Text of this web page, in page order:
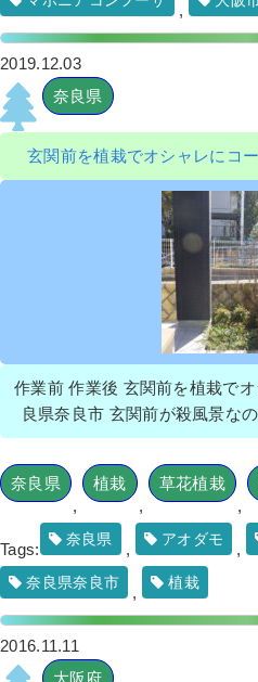
,
2019.12.03
奈良県
玄関前を植栽でオシャレにコ
作業前 作業後 玄関前を植栽で
良県奈良市 玄関前が殺風景な
奈良県
,
植栽
,
草花植栽
,
Tags:
奈良県
,
アオダモ
,
奈良県奈良市
,
植栽
2016.11.11
大阪府